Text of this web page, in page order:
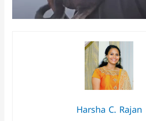
Harsha C. Rajan